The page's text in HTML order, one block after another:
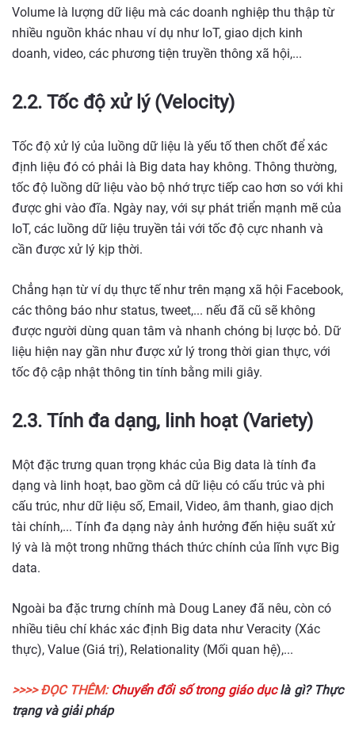
Volume là lượng dữ liệu mà các doanh nghiệp thu thập từ
nhiều nguồn khác nhau ví dụ như IoT, giao dịch kinh
doanh, video, các phương tiện truyền thông xã hội,...
2.2. Tốc độ xử lý (Velocity)
Tốc độ xử lý của luồng dữ liệu là yếu tố then chốt để xác
định liệu đó có phải là Big data hay không. Thông thường,
tốc độ luồng dữ liệu vào bộ nhớ trực tiếp cao hơn so với khi
được ghi vào đĩa. Ngày nay, với sự phát triển mạnh mẽ của
IoT, các luồng dữ liệu truyền tải với tốc độ cực nhanh và
cần được xử lý kịp thời.
Chẳng hạn từ ví dụ thực tế như trên mạng xã hội Facebook,
các thông báo như status, tweet,... nếu đã cũ sẽ không
được người dùng quan tâm và nhanh chóng bị lược bỏ. Dữ
liệu hiện nay gần như được xử lý trong thời gian thực, với
tốc độ cập nhật thông tin tính bằng mili giây.
2.3. Tính đa dạng, linh hoạt (Variety)
Một đặc trưng quan trọng khác của Big data là tính đa
dạng và linh hoạt, bao gồm cả dữ liệu có cấu trúc và phi
cấu trúc, như dữ liệu số, Email, Video, âm thanh, giao dịch
tài chính,... Tính đa dạng này ảnh hưởng đến hiệu suất xử
lý và là một trong những thách thức chính của lĩnh vực Big
data.
Ngoài ba đặc trưng chính mà Doug Laney đã nêu, còn có
nhiều tiêu chí khác xác định Big data như Veracity (Xác
thực), Value (Giá trị), Relationality (Mối quan hệ),...
>>>> ĐỌC THÊM: Chuyển đổi số trong giáo dụclà gì? Thực
trạng và giải pháp